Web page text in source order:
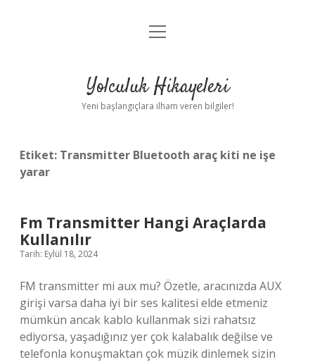
Anasayfa
Yasal Uyarı
menüyü
Yolculuk Hikayeleri
Yeni başlangıçlara ilham veren bilgiler!
Etiket: Transmitter Bluetooth araç kiti ne işe
yarar
Fm Transmitter Hangi Araçlarda
Kullanılır
Tarih: Eylül 18, 2024
FM transmitter mi aux mu? Özetle, aracınızda AUX
girişi varsa daha iyi bir ses kalitesi elde etmeniz
mümkün ancak kablo kullanmak sizi rahatsız
ediyorsa, yaşadığınız yer çok kalabalık değilse ve
telefonla konuşmaktan çok müzik dinlemek sizin